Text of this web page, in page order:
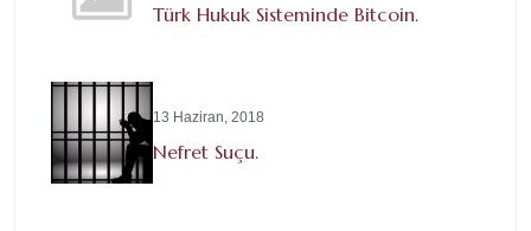
Türk Hukuk Sisteminde Bitcoin.
13 Haziran, 2018
Nefret Suçu.